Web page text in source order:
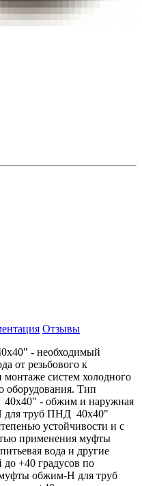
Отзывы
- необходимый
от резьбового к
систем холодного
оборудования. Тип
- обжим и наружная
для труб ПНД 40x40"
устойчивости и с
применения муфты
вода и другие
до +40 градусов по
обжим-Н для труб